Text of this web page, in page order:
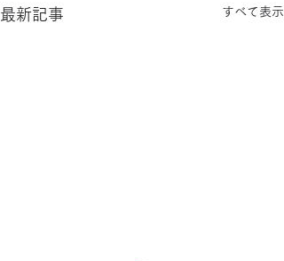
最新記事 すべて表示